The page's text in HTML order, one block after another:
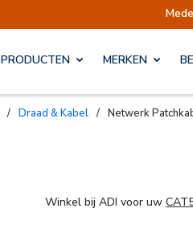
PRODUCTEN MERKEN
/ Draad & Kabel / Netwerk
Winkel bij ADI voor uw